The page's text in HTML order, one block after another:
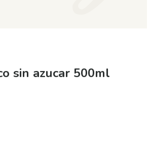
sin azucar 500ml